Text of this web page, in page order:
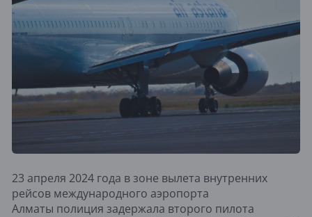
​23 апреля 2024 года в зоне вылета внутренних
рейсов международного аэропорта
Алматы полиция задержала второго пилота